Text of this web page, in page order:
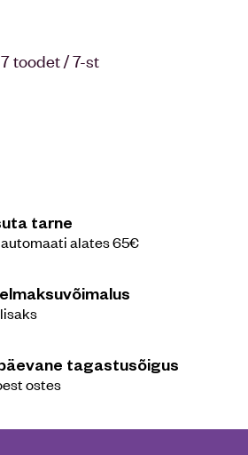
7 toodet / 7-st
tarne
alates 65€
tagastusõigus
ostes